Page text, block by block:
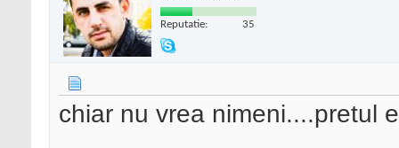
Reputatie: 35
chiar nu vrea nimeni....pretul